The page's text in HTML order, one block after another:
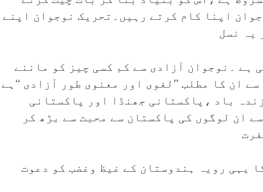
اپنا کام کرتے رہیں۔تحریک نوجوان اپنے
یہ نسل
ہے ۔نوجوان آزادی سے کم کسی چیز کو ماننے
ان کا مطلب ’’لغوی اور معنوی طور آزادی ‘‘ہے
باد ،پاکستانی جھنڈا اور پاکستانی
ان لوگوں کی پاکستان سے محبت سے بڑھ کر
یہی رویہ ہندوستان کے غیظ وغضب کو دعوت